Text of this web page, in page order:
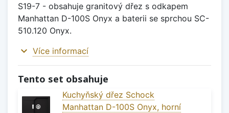
S19-7 - obsahuje granitový dřez s odkapem
Manhattan D-100S Onyx a baterii se sprchou SC-
510.120 Onyx.
expand_more Více informací
Tento set obsahuje
Kuchyňský dřez Schock
Manhattan D-100S Onyx, horní